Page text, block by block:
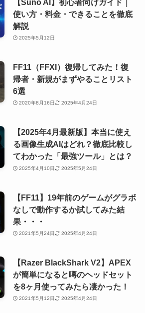
【Suno AI】初心者向けガイド｜
使い方・料金・できることを徹底
解説
2025年5月12日
FF11（FFXI）復帰してみた！復
帰者・新規がまずやることリスト
6選
2020年8月16日 2025年4月24日
【2025年4月最新版】本当に使え
る画像生成AIはどれ？徹底比較し
てわかった「最強ツール」とは？
2025年4月10日 2025年5月24日
【FF11】19年前のゲームがグラボ
なしで動作するか試してみた結
果・・・
2021年5月24日 2025年4月24日
【Razer BlackShark V2】APEX
が簡単になると噂のヘッドセット
を8ヶ月使ってみたら凄かった！
2021年5月12日 2025年4月24日